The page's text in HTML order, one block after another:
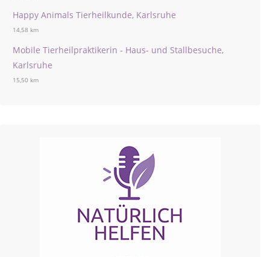
Happy Animals Tierheilkunde, Karlsruhe
14,58 km
Mobile Tierheilpraktikerin - Haus- und Stallbesuche,
Karlsruhe
15,50 km